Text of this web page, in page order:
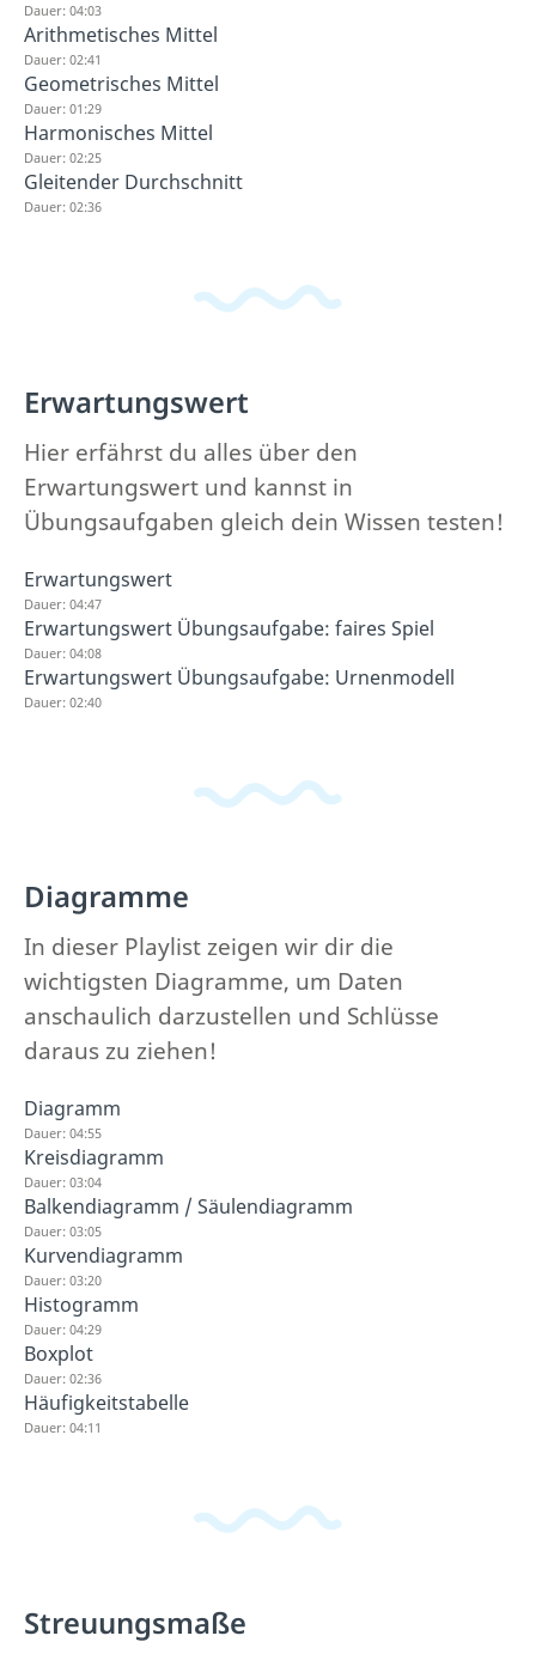
Dauer: 04:03
Arithmetisches Mittel
Dauer: 02:41
Geometrisches Mittel
Dauer: 01:29
Harmonisches Mittel
Dauer: 02:25
Gleitender Durchschnitt
Dauer: 02:36
Erwartungswert
Hier erfährst du alles über den
Erwartungswert und kannst in
Übungsaufgaben gleich dein Wissen testen!
Erwartungswert
Dauer: 04:47
Erwartungswert Übungsaufgabe: faires Spiel
Dauer: 04:08
Erwartungswert Übungsaufgabe: Urnenmodell
Dauer: 02:40
Diagramme
In dieser Playlist zeigen wir dir die
wichtigsten Diagramme, um Daten
anschaulich darzustellen und Schlüsse
daraus zu ziehen!
Diagramm
Dauer: 04:55
Kreisdiagramm
Dauer: 03:04
Balkendiagramm / Säulendiagramm
Dauer: 03:05
Kurvendiagramm
Dauer: 03:20
Histogramm
Dauer: 04:29
Boxplot
Dauer: 02:36
Häufigkeitstabelle
Dauer: 04:11
Streuungsmaße